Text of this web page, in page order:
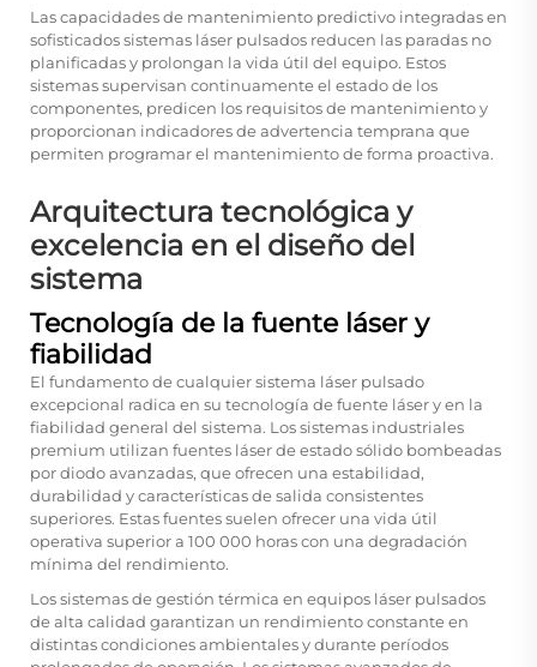
Las capacidades de mantenimiento predictivo integradas en
sofisticados sistemas láser pulsados reducen las paradas no
planificadas y prolongan la vida útil del equipo. Estos
sistemas supervisan continuamente el estado de los
componentes, predicen los requisitos de mantenimiento y
proporcionan indicadores de advertencia temprana que
permiten programar el mantenimiento de forma proactiva.
Arquitectura tecnológica y
excelencia en el diseño del
sistema
Tecnología de la fuente láser y
fiabilidad
El fundamento de cualquier sistema láser pulsado
excepcional radica en su tecnología de fuente láser y en la
fiabilidad general del sistema. Los sistemas industriales
premium utilizan fuentes láser de estado sólido bombeadas
por diodo avanzadas, que ofrecen una estabilidad,
durabilidad y características de salida consistentes
superiores. Estas fuentes suelen ofrecer una vida útil
operativa superior a 100 000 horas con una degradación
mínima del rendimiento.
Los sistemas de gestión térmica en equipos láser pulsados
de alta calidad garantizan un rendimiento constante en
distintas condiciones ambientales y durante períodos